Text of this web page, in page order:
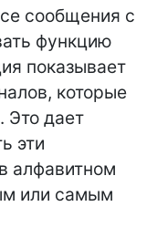
сообщения с
функцию
показывает
которые
Это дает
эти
алфавитном
или самым